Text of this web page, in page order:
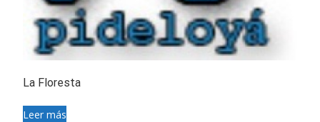
La Floresta
Leer más